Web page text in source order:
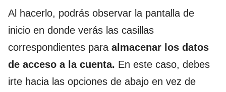
Al hacerlo, podrás observar la pantalla de
inicio en donde verás las casillas
correspondientes para almacenar los datos
de acceso a la cuenta. En este caso, debes
irte hacia las opciones de abajo en vez de